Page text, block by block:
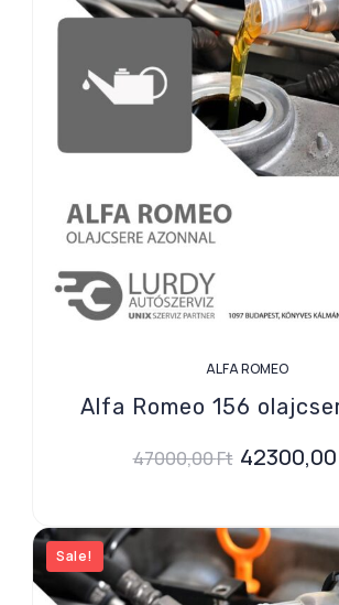
ALFA ROMEO
Alfa Romeo 156
47000,00Ft 42300,00
Sale!